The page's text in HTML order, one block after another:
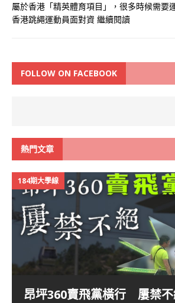
屬於香港「精英體育項目」，很多時候需要
香港跳繩運動員面對資 繼續閱讀
FOLLOW ON FACEBOOK
熱門文章
184期大學線
昂坪360賣飛黨橫行 屢禁